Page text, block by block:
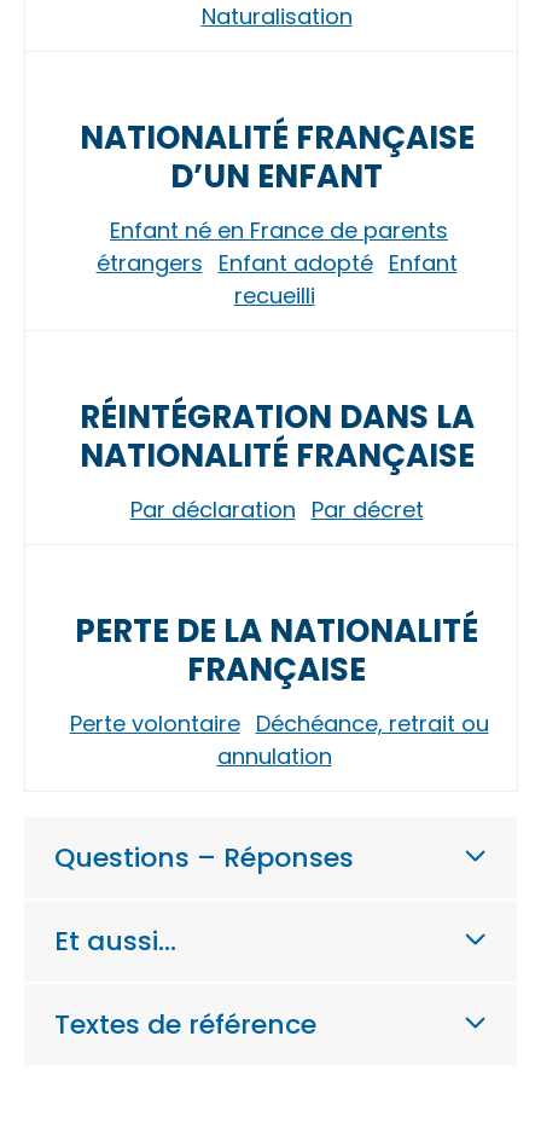
Naturalisation
NATIONALITÉ FRANÇAISE
D’UN ENFANT
Enfant né en France de parents
étrangers Enfant adopté Enfant
recueilli
RÉINTÉGRATION DANS LA
NATIONALITÉ FRANÇAISE
Par déclaration Par décret
PERTE DE LA NATIONALITÉ
FRANÇAISE
Perte volontaire Déchéance, retrait ou
annulation
Questions – Réponses
Et aussi…
Textes de référence